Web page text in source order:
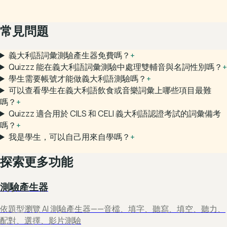
常見問題
義大利語詞彙測驗產生器免費嗎？ +
Quizzz 能在義大利語詞彙測驗中處理雙輔音與名詞性別嗎？ +
學生需要帳號才能做義大利語測驗嗎？ +
可以查看學生在義大利語飲食或音樂詞彙上哪些項目最難
嗎？ +
Quizzz 適合用於 CILS 和 CELI 義大利語認證考試的詞彙備考
嗎？ +
我是學生，可以自己用來自學嗎？ +
探索更多功能
測驗產生器
依題型瀏覽 AI 測驗產生器——音檔、填字、聽寫、填空、聽力、
配對、選擇、影片測驗